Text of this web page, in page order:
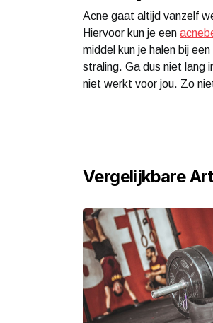
Acne gaat altijd vanzelf
Hiervoor kun je een
middel kun je halen bij
straling. Ga dus niet lang
niet werkt voor jou. Zo
Vergelijkbare